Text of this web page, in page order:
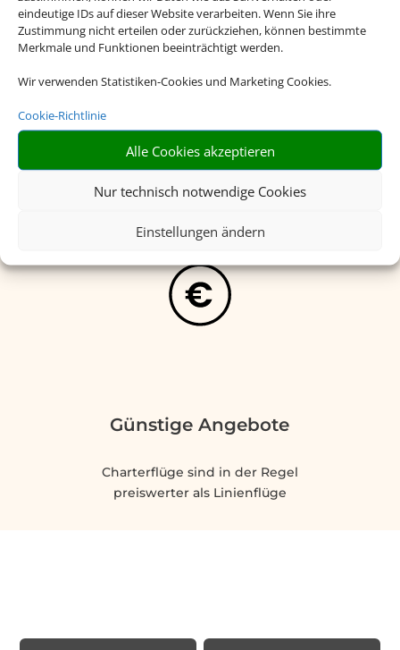
eindeutige IDs auf dieser Website verarbeiten. Wenn Sie ihre
Zustimmung nicht erteilen oder zurückziehen, können bestimmte
Merkmale und Funktionen beeinträchtigt werden.
Wir verwenden Statistiken-Cookies und Marketing Cookies.
Cookie-Richtlinie
Alle Cookies akzeptieren
Nur technisch notwendige Cookies
Einstellungen ändern
Keine unnötigen zusätzlichen
Angebote und Dienstleistungen
Günstige Angebote
Charterflüge sind in der Regel
preiswerter als Linienflüge